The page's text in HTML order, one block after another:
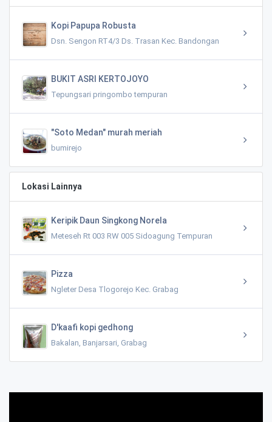
Kopi Papupa Robusta
Dsn. Sengon RT4/3 Ds. Trasan Kec. Bandongan
BUKIT ASRI KERTOJOYO
Tepungsari pringombo tempuran
"Soto Medan" murah meriah
bumirejo
Lokasi Lainnya
Keripik Daun Singkong Norela
Meteseh Rt 003 RW 005 Sidoagung Tempuran
Pizza
Ngleter Desa Tlogorejo Kec. Grabag
D'kaafi kopi gedhong
Bakalan, Banjarsari, Grabag